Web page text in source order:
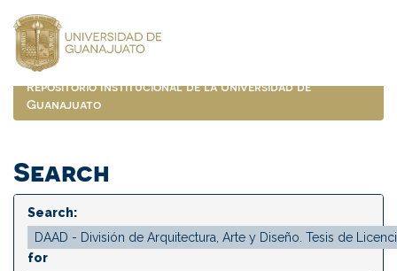
navigation
Repositorio Institucional de la Universidad de
Guanajuato
Search
Search:
for